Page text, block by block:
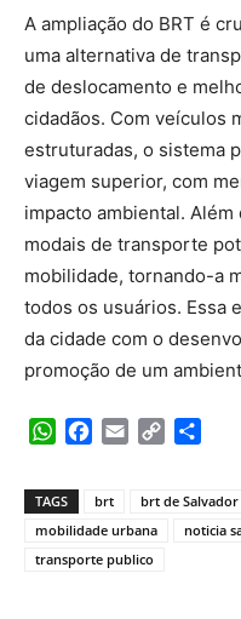
A ampliação do BRT é
uma alternativa de
de deslocamento e
cidadãos. Com veículos
estruturadas, o sistema
viagem superior, com
impacto ambiental.
modais de transporte
mobilidade, tornando-a
todos os usuários. Essa
da cidade com o
promoção de um
WhatsApp
Facebook
Email Copy
TAGS brt brt de Salvador
mobilidade urbana
noticia
transporte publico